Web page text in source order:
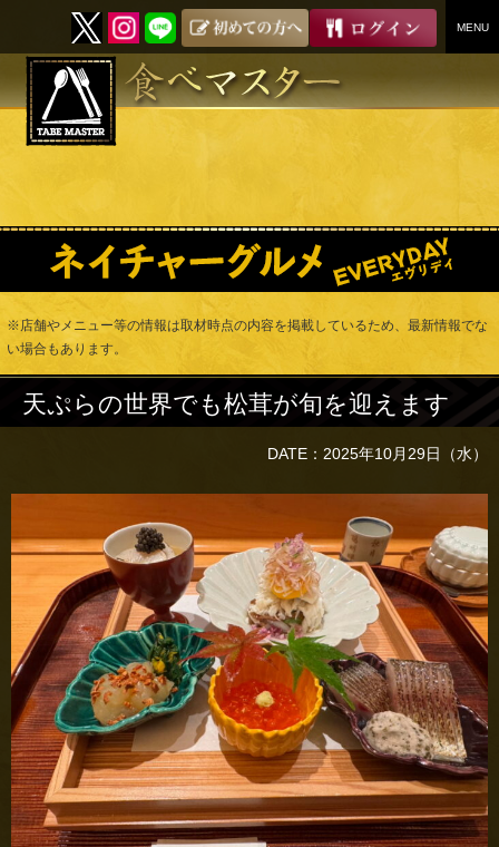
MENU
SKIP
※店舗やメニュー等の情報は取材時点の内容を掲載しているため、最新情報でな
い場合もあります。
天ぷらの世界でも松茸が旬を迎えます
DATE：2025年10月29日（水）